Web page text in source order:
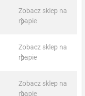
Zobacz sklep na
mapie
Zobacz sklep na
mapie
Zobacz sklep na
mapie